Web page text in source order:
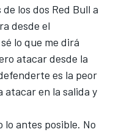
los dos Red Bull a
desde el
lo que me dirá
atacar desde la
es la peor
atacar en la salida y
lo antes posible. No